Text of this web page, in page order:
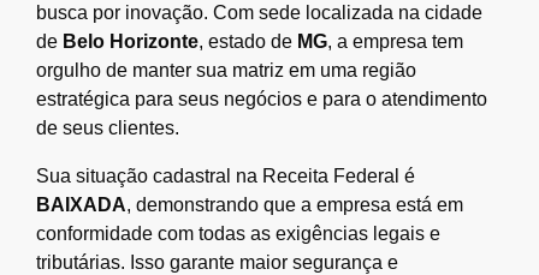
busca por inovação. Com sede localizada na cidade
de Belo Horizonte, estado de MG, a empresa tem
orgulho de manter sua matriz em uma região
estratégica para seus negócios e para o atendimento
de seus clientes.
Sua situação cadastral na Receita Federal é
BAIXADA, demonstrando que a empresa está em
conformidade com todas as exigências legais e
tributárias. Isso garante maior segurança e